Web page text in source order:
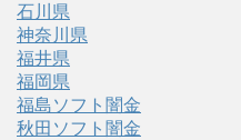
石川県
神奈川県
福井県
福岡県
福島ソフト闇金
秋田ソフト闇金